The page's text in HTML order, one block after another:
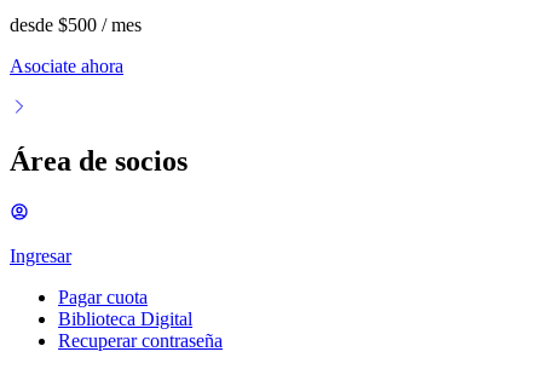
desde $500 / mes
Asociate ahora
Área de socios
Ingresar
Pagar cuota
Biblioteca Digital
Recuperar contraseña